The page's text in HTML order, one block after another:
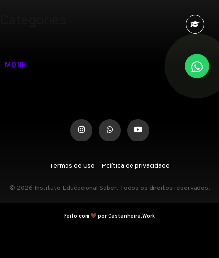
MORE
Termos de Uso Política de privacidade
© 2026 Instituto Educacional Saber. Todos os direitos reservados.
Feito com por Castanheira.Work